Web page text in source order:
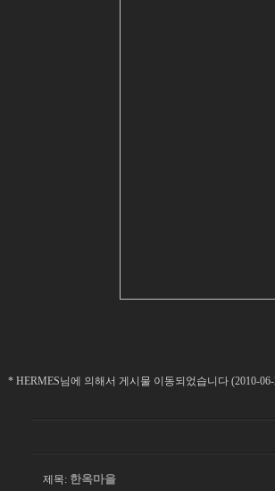
* HERMES님에 의해서 게시물 이동되었습니다 (2010-06-
제목: 한옥마을